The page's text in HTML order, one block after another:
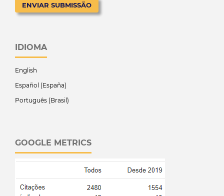
ENVIAR SUBMISSÃO
IDIOMA
English
Español (España)
Português (Brasil)
GOOGLE METRICS